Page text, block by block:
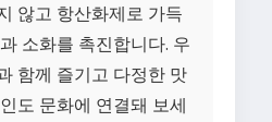
않고 항산화제로 가득
소화를 촉진합니다. 우
함께 즐기고 다정한 맛
도 문화에 연결돼 보세